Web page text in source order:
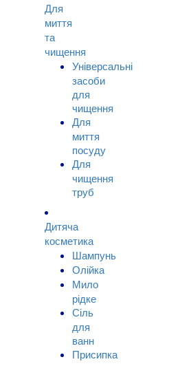
Для
миття
та
чищення
Універсальні
засоби
для
чищення
Для
миття
посуду
Для
чищення
труб
Дитяча
косметика
Шампунь
Олійка
Мило
рідке
Сіль
для
ванн
Присипка